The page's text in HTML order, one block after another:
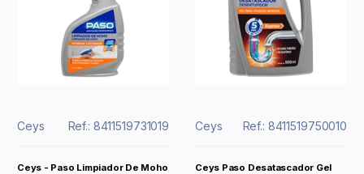
Ceys Ref.: 8411519731019
Ceys - Paso Limpiador De Moho
Ceys Ref.: 8411519750010
Ceys Paso Desatascador Gel